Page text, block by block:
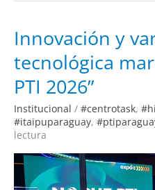
Innovación y
tecnológica
PTI 2026”
Institucional / #centrotask,
#itaipuparaguay,
lectura
Innovación
y
vanguardia
tecnológica
marcaron
“Noche
PTI